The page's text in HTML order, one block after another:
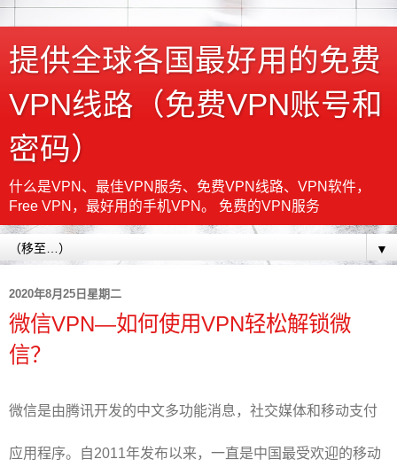
提供全球各国最好用的免费
VPN线路（免费VPN账号和
密码）
什么是VPN、最佳VPN服务、免费VPN线路、VPN软件，
Free VPN，最好用的手机VPN。 免费的VPN服务
▼
2020年8月25日星期二
微信VPN—如何使用VPN轻松解锁微
信？
微信是由腾讯开发的中文多功能消息，社交媒体和移动支付
应用程序。自2011年发布以来，一直是中国最受欢迎的移动